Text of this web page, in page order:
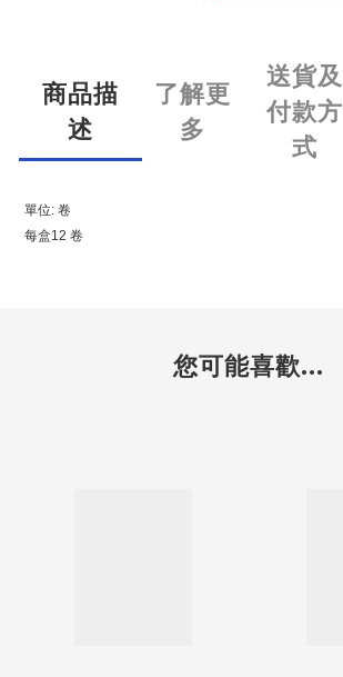
商品描
述
了解更
多
送貨及
付款方
式
單位: 卷
每盒12 卷
您可能喜歡...